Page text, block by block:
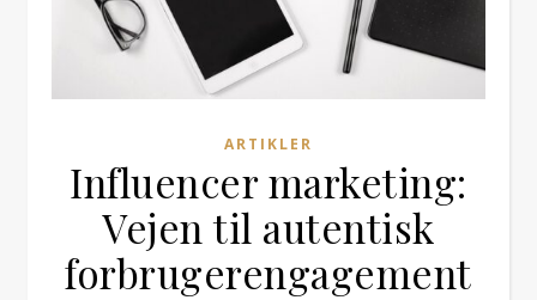
ARTIKLER
Influencer marketing:
Vejen til autentisk
forbrugerengagement